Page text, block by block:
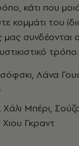
κάτι που
κομμάτι του
συνδέονται
τρόπο.
Λάνα
Μπέρι,
Γκραντ